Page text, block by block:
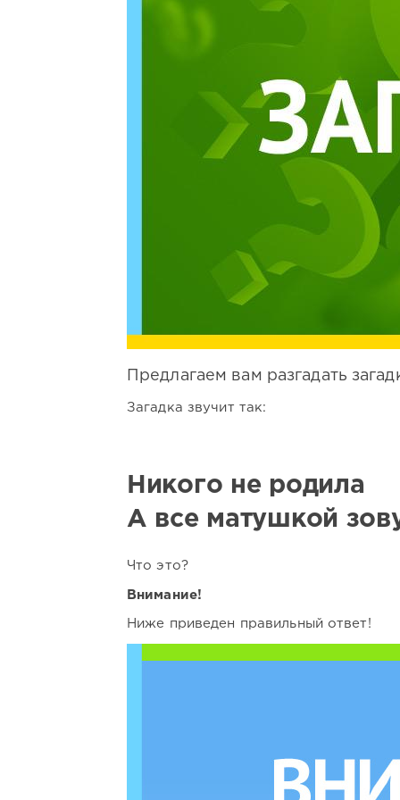
Предлагаем вам разгадать
Загадка звучит так:
Никого не родила
А все матушкой
Что это?
Внимание!
Ниже приведен правильный ответ!